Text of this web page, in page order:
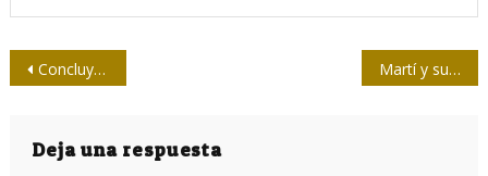
Navegación
entradas
Concluyó seminario para periodistas y comunicadores organizado por el CITMA Martí y su misión estratégica cubana y “nuestramericana”
Deja una respuesta